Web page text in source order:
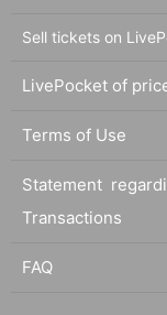
Sell tickets on
LivePocket of
Terms of Use
Statement
Transactions
FAQ